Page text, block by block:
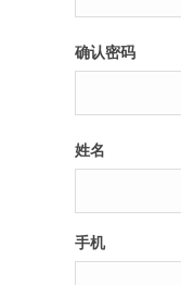
出彩2016
确认密码
姓名
手机